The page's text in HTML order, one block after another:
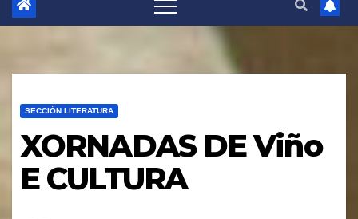
SECCIÓN LITERATURA
XORNADAS DE Viño
E CULTURA